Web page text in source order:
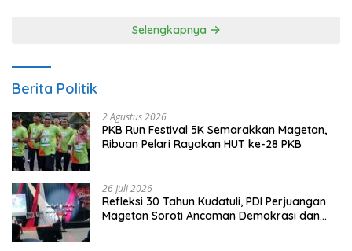
Selengkapnya
Berita Politik
2 Agustus 2026
PKB Run Festival 5K Semarakkan Magetan,
Ribuan Pelari Rayakan HUT ke-28 PKB
26 Juli 2026
Refleksi 30 Tahun Kudatuli, PDI Perjuangan
Magetan Soroti Ancaman Demokrasi dan